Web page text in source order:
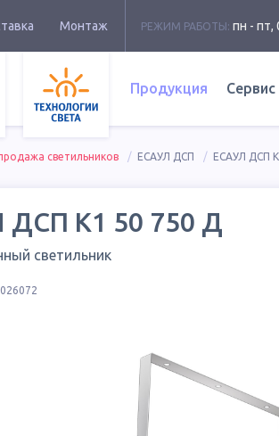
Монтаж РЕЖИМ РАБОТЫ: пн - пт,
Продукция Сервис
светильников ЕСАУЛ ДСП ЕСАУЛ ДСП
ДСП К1 50 750 Д
светильник